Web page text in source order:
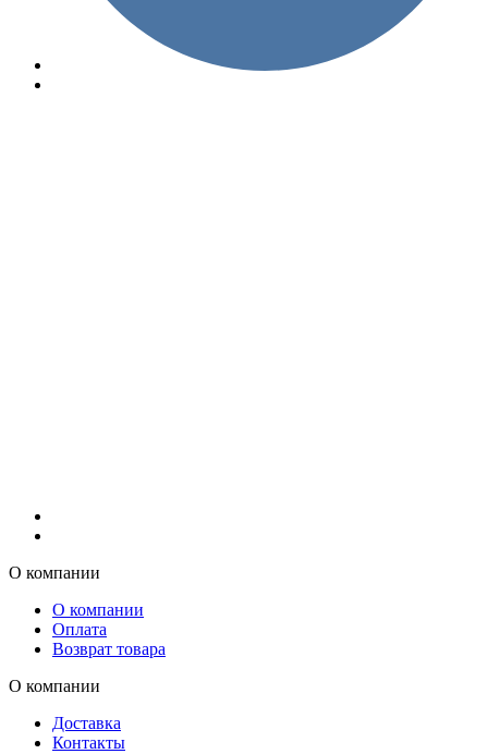
О компании
О компании
Оплата
Возврат товара
О компании
Доставка
Контакты